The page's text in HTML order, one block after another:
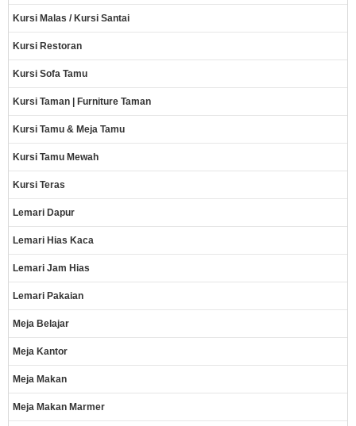
Kursi Malas / Kursi Santai
Kursi Restoran
Kursi Sofa Tamu
Kursi Taman | Furniture Taman
Kursi Tamu & Meja Tamu
Kursi Tamu Mewah
Kursi Teras
Lemari Dapur
Lemari Hias Kaca
Lemari Jam Hias
Lemari Pakaian
Meja Belajar
Meja Kantor
Meja Makan
Meja Makan Marmer